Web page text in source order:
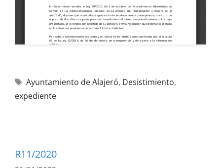
Ayuntamiento de Alajeró, Desistimiento,
expediente
R11/2020